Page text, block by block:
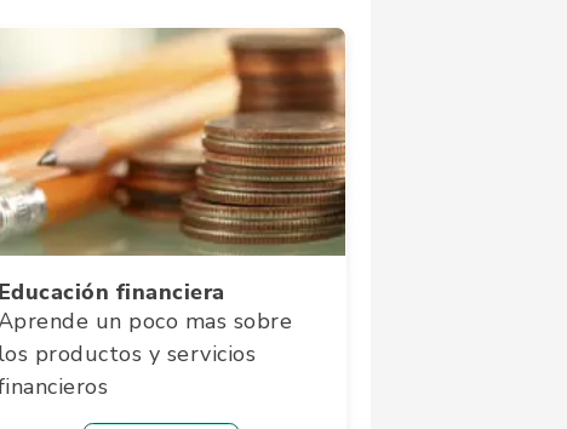
Educación financiera
un poco mas sobre
los productos y servicios